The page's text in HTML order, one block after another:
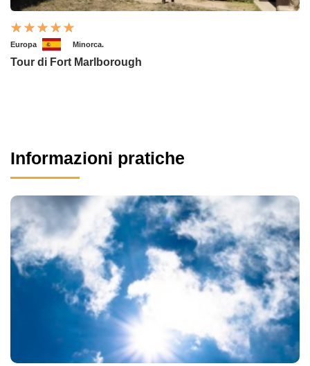
Europa Minorca.
Tour di Fort Marlborough
Informazioni pratiche